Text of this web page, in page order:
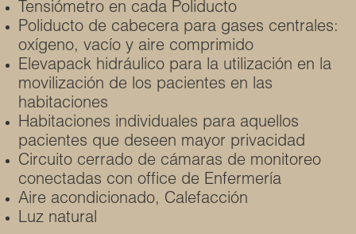
Tensiómetro en cada Poliducto
Poliducto de cabecera para gases centrales:
oxígeno, vacío y aire comprimido
Elevapack hidráulico para la utilización en la
movilización de los pacientes en las
habitaciones
Habitaciones individuales para aquellos
pacientes que deseen mayor privacidad
Circuito cerrado de cámaras de monitoreo
conectadas con office de Enfermería
Aire acondicionado, Calefacción
Luz natural